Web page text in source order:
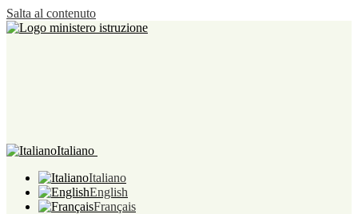
Salta al contenuto
Italiano
Italiano
English
Français